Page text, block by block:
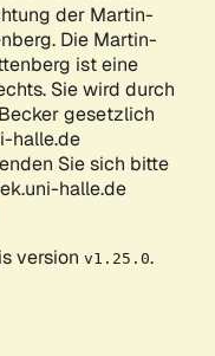
der Martin-
Die Martin-
ist eine
Sie wird durch
gesetzlich
halle.de
Sie sich bitte
halle.de
version v1.25.0.